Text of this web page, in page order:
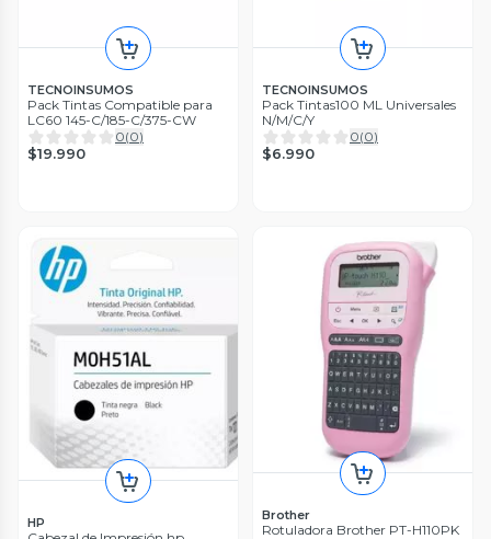
TECNOINSUMOS
Pack Tintas Compatible para
LC60 145-C/185-C/375-CW
0(0)
$19.990
TECNOINSUMOS
Pack Tintas100 ML Universales
N/M/C/Y
0(0)
$6.990
HP Brother
Rotuladora Brother PT-H110PK